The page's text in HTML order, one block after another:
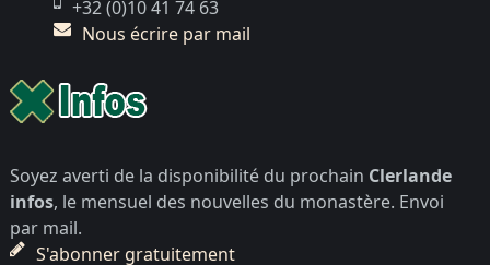
+32 (0)10 41 74 63
Nous écrire par mail
Soyez averti de la disponibilité du prochain Clerlande
infos, le mensuel des nouvelles du monastère. Envoi
par mail.
S'abonner gratuitement